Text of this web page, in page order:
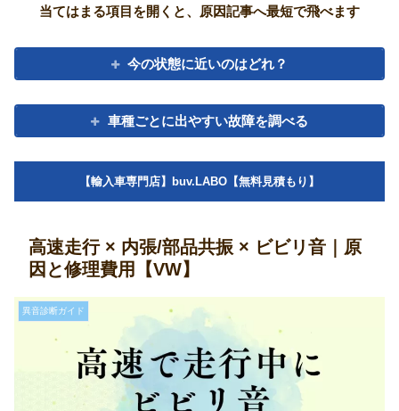
当てはまる項目を開くと、原因記事へ最短で飛べます
今の状態に近いのはどれ？
車種ごとに出やすい故障を調べる
【輸入車専門店】buv.LABO【無料見積もり】
高速走行 × 内張/部品共振 × ビビリ音｜原
因と修理費用【VW】
異音診断ガイド